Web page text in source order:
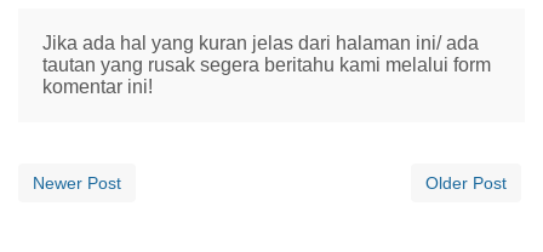
Jika ada hal yang kuran jelas dari halaman ini/ ada
tautan yang rusak segera beritahu kami melalui form
komentar ini!
Newer Post Older Post